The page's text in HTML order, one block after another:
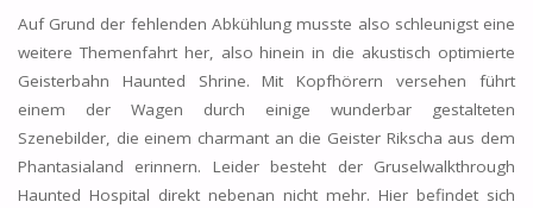
Auf Grund der fehlenden Abkühlung musste also schleunigst eine
weitere Themenfahrt her, also hinein in die akustisch optimierte
Geisterbahn Haunted Shrine. Mit Kopfhörern versehen führt
einem der Wagen durch einige wunderbar gestalteten
Szenebilder, die einem charmant an die Geister Rikscha aus dem
Phantasialand erinnern. Leider besteht der Gruselwalkthrough
Haunted Hospital direkt nebenan nicht mehr. Hier befindet sich